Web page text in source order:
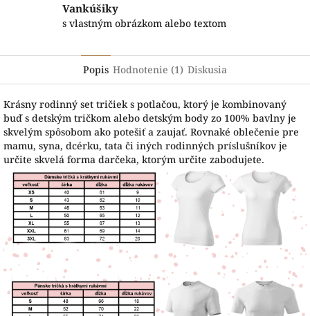
Vankúšiky
s vlastným obrázkom alebo textom
Popis Hodnotenie (1) Diskusia
Krásny rodinný set tričiek s potlačou, ktorý je kombinovaný
buď s detským tričkom alebo detským body zo 100% bavlny je
skvelým spôsobom ako potešiť a zaujať. Rovnaké oblečenie pre
mamu, syna, dcérku, tata či iných rodinných príslušníkov je
určite skvelá forma darčeka, ktorým určite zabodujete.